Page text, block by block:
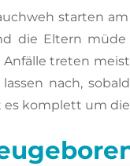
starten
die Eltern
treten
nach,
komplett um